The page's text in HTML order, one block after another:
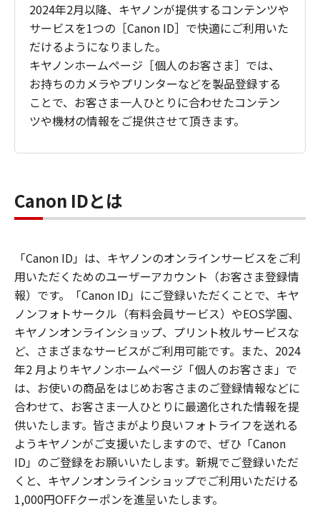
2024年2月以降、キヤノンが提供するコンテンツや
サービスを1つの［Canon ID］で快適にご利用いた
だけるようになりました。
キヤノンホームページ［個人のお客さま］では、
お持ちのカメラやプリンターなどを製品登録する
ことで、お客さま一人ひとりに合わせたコンテン
ツや機材の情報をご提供させて頂きます。
Canon IDとは
「Canon ID」は、キヤノンのオンラインサービスをご利
用いただくためのユーザーアカウント（お客さま登録情
報）です。「Canon ID」にご登録いただくことで、キヤ
ノンフォトサークル（有料会員サービス）やEOS学園、
キヤノンオンラインショップ、プリント枚ルサービスな
ど、さまざまなサービスがご利用可能です。また、2024
年2 月よりキヤノンホームページ「個人のお客さま」で
は、お使いの商品をはじめお客さまのご登録情報などに
合わせて、お客さま一人ひとりに最適化された情報を提
供いたします。皆さまがより良いフォトライフを送れる
ようキヤノンがご支援いたしますので、ぜひ「Canon
ID」のご登録をお願いいたします。新規でご登録いただ
くと、キヤノンオンラインショップでご利用いただける
1,000円OFFクーポンを進呈いたします。